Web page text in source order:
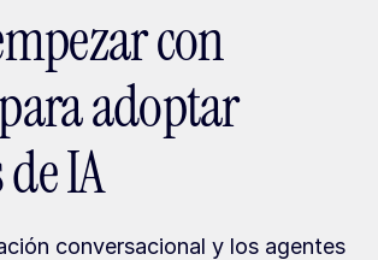
con
adoptar
IA
conversacional y los agentes